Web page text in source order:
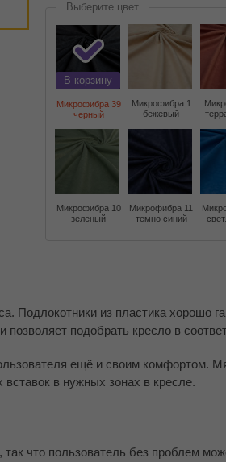
Выберите цвет
В корзину
Микрофибра 39
черный
Микрофибра 1
бежевый
Микрофибра 10
зеленый
Микрофибра 11
темно синий
Подлокотники из пластика хорошо
подобрать кресло в
ещё и своим комфортом.
в нужных зонах в кресле.
что пользователь без проблем